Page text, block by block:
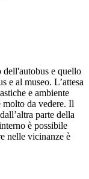
e quello
e al museo. L’attesa
e ambiente
molto da vedere. Il
parte della
è possibile
nelle vicinanze è